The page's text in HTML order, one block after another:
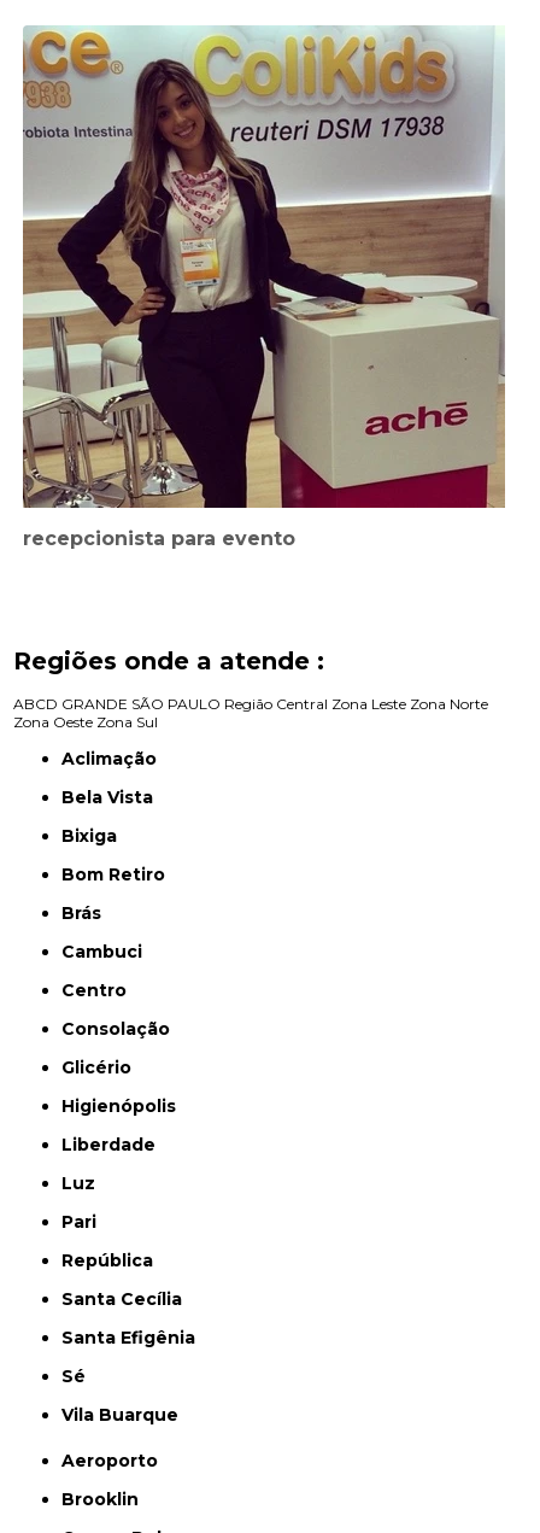
recepcionista para evento
Regiões onde a atende :
ABCD GRANDE SÃO PAULO Região Central Zona Leste Zona Norte
Zona Oeste Zona Sul
Aclimação
Bela Vista
Bixiga
Bom Retiro
Brás
Cambuci
Centro
Consolação
Glicério
Higienópolis
Liberdade
Luz
Pari
República
Santa Cecília
Santa Efigênia
Sé
Vila Buarque
Aeroporto
Brooklin